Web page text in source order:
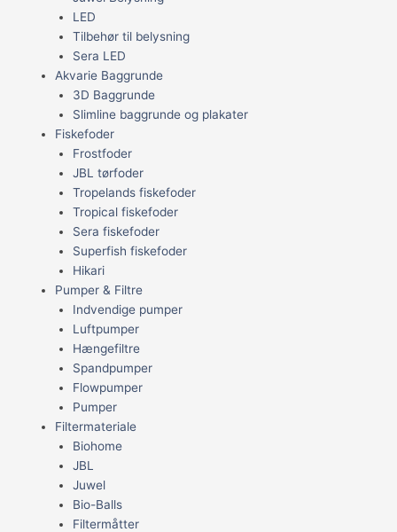
LED
Tilbehør til belysning
Sera LED
Akvarie Baggrunde
3D Baggrunde
Slimline baggrunde og plakater
Fiskefoder
Frostfoder
JBL tørfoder
Tropelands fiskefoder
Tropical fiskefoder
Sera fiskefoder
Superfish fiskefoder
Hikari
Pumper & Filtre
Indvendige pumper
Luftpumper
Hængefiltre
Spandpumper
Flowpumper
Pumper
Filtermateriale
Biohome
JBL
Juwel
Bio-Balls
Filtermåtter